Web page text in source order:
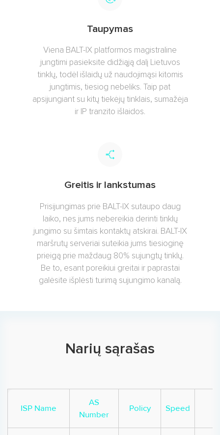
Taupymas
Viena BALT-IX platformos magistraline
jungtimi pasieksite didžiąją dalį Lietuvos
tinklų, todėl išlaidų už naudojimąsi kitomis
jungtimis, tiesiog nebeliks. Taip pat
apsijungiant su kitų tiekėjų tinklais, sumažėja
ir IP tranzito išlaidos.
Greitis ir lankstumas
Prisijungimas prie BALT-IX sutaupo daug
laiko, nes jums nebereikia derinti tinklų
jungimo su šimtais kontaktų atskirai. BALT-IX
maršrutų serveriai suteikia jums tiesioginę
prieigą prie maždaug 80% sujungtų tinklų.
Be to, esant poreikiui greitai ir paprastai
galėsite išplėsti turimą sujungimo kanalą.
Narių sąrašas
ISP Name
AS
Number
Policy Speed